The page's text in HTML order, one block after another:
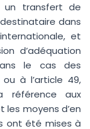
un transfert de
dans
et
d’adéquation
le cas des
à l’article 49,
référence aux
moyens d’en
ont été mises à